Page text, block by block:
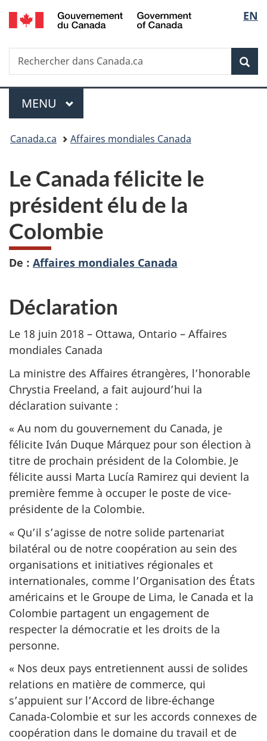
Passer
au
principal
Passer
à
Au
du
Passer
à
version
simplifiée
de
la
EN
Recherche
Rechercher
dans
Menu
MENU PRINCIPAL
Vous
ici :
Canada.ca Affaires mondiales Canada
Le Canada félicite le
président élu de la
Colombie
De : Affaires mondiales Canada
Déclaration
Le 18 juin 2018 – Ottawa, Ontario – Affaires
mondiales Canada
La ministre des Affaires étrangères, l’honorable
Chrystia Freeland, a fait aujourd’hui la
déclaration suivante :
« Au nom du gouvernement du Canada, je
félicite Iván Duque Márquez pour son élection à
titre de prochain président de la Colombie. Je
félicite aussi Marta Lucía Ramirez qui devient la
première femme à occuper le poste de vice-
présidente de la Colombie.
« Qu’il s’agisse de notre solide partenariat
bilatéral ou de notre coopération au sein des
organisations et initiatives régionales et
internationales, comme l’Organisation des États
américains et le Groupe de Lima, le Canada et la
Colombie partagent un engagement de
respecter la démocratie et les droits de la
personne.
« Nos deux pays entretiennent aussi de solides
relations en matière de commerce, qui
s’appuient sur l’Accord de libre-échange
Canada-Colombie et sur les accords connexes de
coopération dans le domaine du travail et de